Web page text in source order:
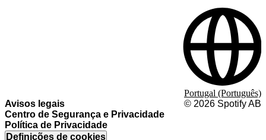
Avisos legais
Centro de Segurança e Privacidade
Política de Privacidade
Definições de cookies
© 2026 Spotify AB
Portugal (Português)